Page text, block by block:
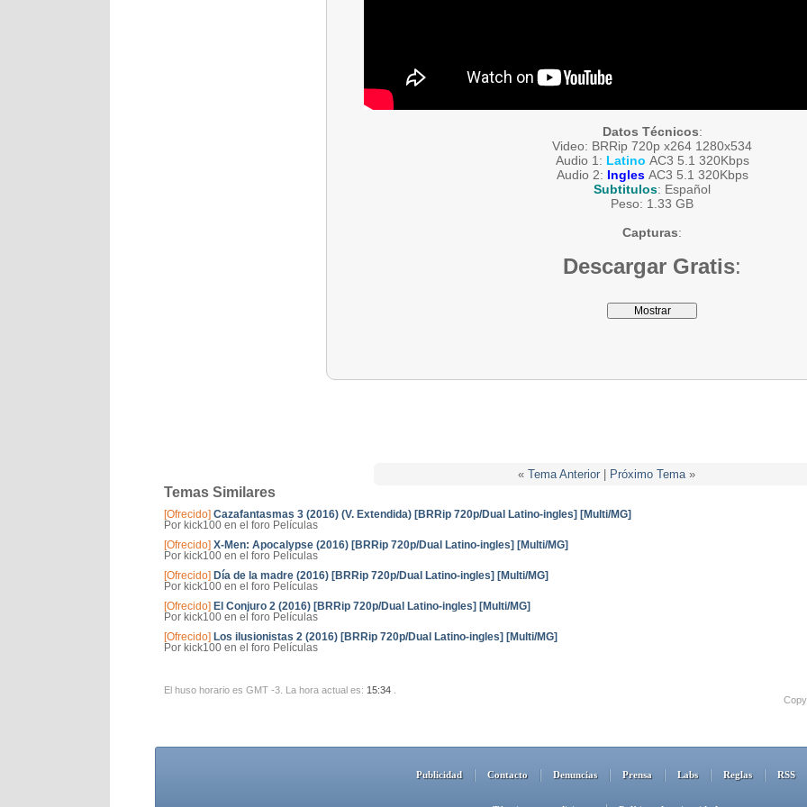
Datos Técnicos:
Video: BRRip 720p x264 1280x534
Audio 1: Latino AC3 5.1 320Kbps
Audio 2: Ingles AC3 5.1 320Kbps
Subtitulos: Español
Peso: 1.33 GB
Capturas:
Descargar Gratis:
« Tema Anterior| Próximo Tema »
Temas Similares
[Ofrecido] Cazafantasmas 3 (2016) (V. Extendida) [BRRip 720p/Dual Latino-ingles] [Multi/MG]
Por kick100 en el foro Películas
[Ofrecido] X-Men: Apocalypse (2016) [BRRip 720p/Dual Latino-ingles] [Multi/MG]
Por kick100 en el foro Películas
[Ofrecido] Día de la madre (2016) [BRRip 720p/Dual Latino-ingles] [Multi/MG]
Por kick100 en el foro Películas
[Ofrecido] El Conjuro 2 (2016) [BRRip 720p/Dual Latino-ingles] [Multi/MG]
Por kick100 en el foro Películas
[Ofrecido] Los ilusionistas 2 (2016) [BRRip 720p/Dual Latino-ingles] [Multi/MG]
Por kick100 en el foro Películas
El huso horario es GMT -3. La hora actual es: 15:34
Publicidad Contacto Denuncias Prensa Labs Reglas RSS